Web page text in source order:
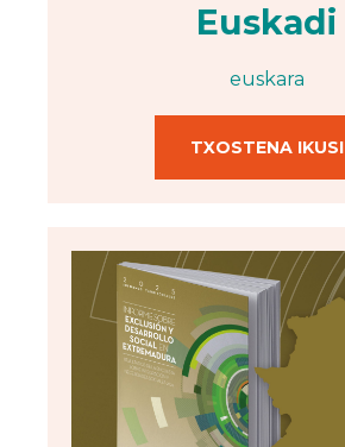
Euskadi
euskara
TXOSTENA IKUSI